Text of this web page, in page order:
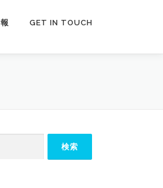
GET IN TOUCH